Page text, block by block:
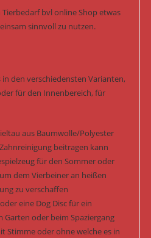
bvl online Shop etwas
sinnvoll zu nutzen.
den verschiedensten Varianten,
für den Innenbereich, für
aus Baumwolle/Polyester
beitragen kann
für den Sommer oder
dem Vierbeiner an heißen
zu verschaffen
eine Dog Disc für ein
Garten oder beim Spaziergang
Stimme oder ohne welche es in